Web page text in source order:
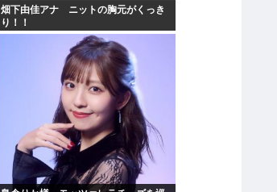
畑下由佳アナ ニットの胸元がくっき
り！！